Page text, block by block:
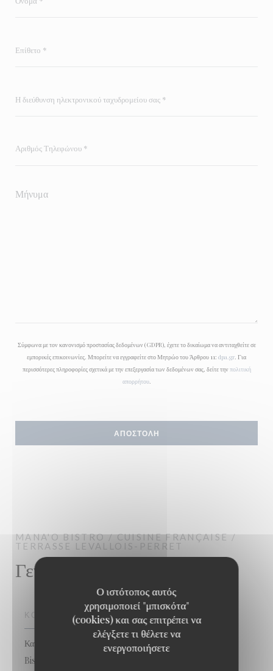
Ο ιστότοπος αυτός
χρησιμοποιεί "μπισκότα"
(cookies) και σας επιτρέπει να
ελέγξετε τι θέλετε να
ενεργοποιήσετε
Σύμφωνα με τον κανονισμό προστασίας δεδομένων (GDPR), έχετε το δικαίωμα να αντιταχθείτε σε
εμπορικές επικοινωνίες. Μπορείτε να εγγραφείτε στο Μητρώο του Άρθρου 11: dpa.gr . Για
περισσότερες πληροφορίες σχετικά με την επεξεργασία των δεδομένων σας, δείτε τηνπολιτική
απορρήτου.
MANA'OBISTRO / CUISINE FRANÇAISE /
TERRASSE
LEVALLOIS-PERRET
Γενικές πληροφορίες
ΚΟΥΖΊΝΑ
Κατασκευάστηκε από το saison, νωπού προϊόντος,
Bistronomique